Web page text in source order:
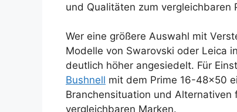
und Qualitäten zum vergleichbaren
Wer eine größere Auswahl mit
Modelle von Swarovski oder Leica
deutlich höher angesiedelt. Für
Bushnell mit dem Prime 16-48×50
Branchensituation und
vergleichbaren Marken.